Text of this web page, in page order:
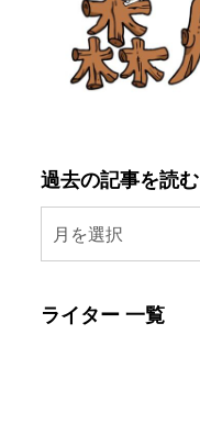
過去の記事を読む
月を選択
ライター 一覧